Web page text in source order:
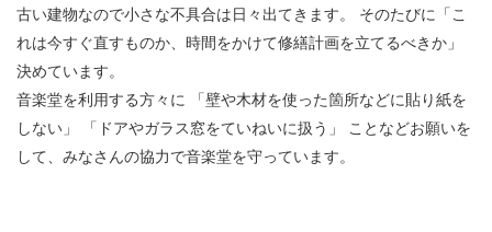
古い建物なので小さな不具合は日々出てきます。 そのたびに「こ
れは今すぐ直すものか、時間をかけて修繕計画を立てるべきか」
決めています。
音楽堂を利用する方々に 「壁や木材を使った箇所などに貼り紙を
しない」 「ドアやガラス窓をていねいに扱う」 ことなどお願いを
して、みなさんの協力で音楽堂を守っています。